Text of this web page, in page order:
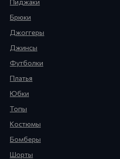
Брюки
Джоггеры
Джинсы
Футболки
Платья
Юбки
Топы
Костюмы
Бомберы
Шорты